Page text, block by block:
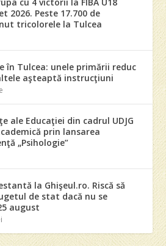
2026. Peste 17.700 de
tricolorele la Tulcea
în Tulcea: unele primării reduc
aşteaptă instrucţiuni
ale Educaţiei din cadrul UDJG
prin lansarea
„Psihologie”
la Ghişeul.ro. Riscă să
de stat dacă nu se
august